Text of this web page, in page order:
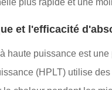
et l'efficacité
haute puissance est
(HPLT) utilise